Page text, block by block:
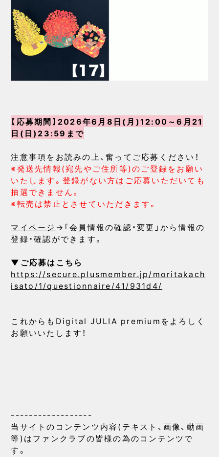
【応募期間】2026年6月8日(月)12:00～6月21
日(日)23:59まで
注意事項をお読みの上、奮ってご応募ください！
※発送先情報(宛先やご住所等)のご登録をお願い
いたします。登録がない方はご応募いただいても
抽選できません。
※転売は禁止とさせていただきます。
マイページ →「会員情報の確認・変更」から情報の
登録・確認ができます。
▼ご応募はこちら
https://secure.plusmember.jp/moritakach
isato/1/questionnaire/41/931d4/
これからもDigital JULIA premiumをよろしく
お願いいたします！
------------------
当サイトのコンテンツ内容(テキスト、画像、動画
等)はファンクラブの皆様の為のコンテンツで
す。